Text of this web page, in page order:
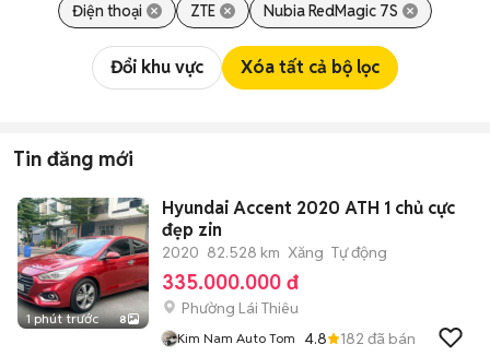
Điện thoại ZTE Nubia RedMagic 7S
Đổi khu vực Xóa tất cả bộ lọc
Tin đăng mới
1 phút trước 8
Hyundai Accent 2020 ATH 1 chủ cực
đẹp zin
2020 82.528 km Xăng Tự động
335.000.000 đ
Phường Lái Thiêu
Kim Nam Auto Tom 4.8 182 đã bán